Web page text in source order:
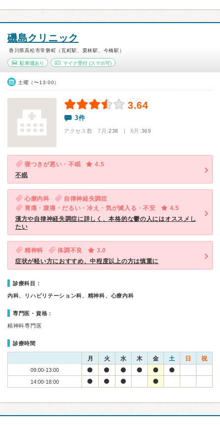
磯島クリニック
香川県高松市常磐町（瓦町駅、栗林駅、今橋駅）
駐車場あり マイナ受付(スマホ可)
土曜（〜13:00）
3.64
3件
アクセス数 7月:238 | 6月:369
寝つきが悪い・不眠
4.5
不眠
心療内科
自律神経失調症
胃痛・腹痛・だるい・冷え・気が滅入る・不安
4.5
漢方や自律神経失調症に詳しく、本格的な鬱の人にはオススメし
たい
精神科 体調不良
3.0
症状が軽い方におすすめ、中程度以上の方は慎重に
診療科目：
内科、リハビリテーション科、精神科、心療内科
専門医・資格：
精神科専門医
診療時間
月 火 水 木 金 土 日 祝
09:00-13:00
14:00-18:00